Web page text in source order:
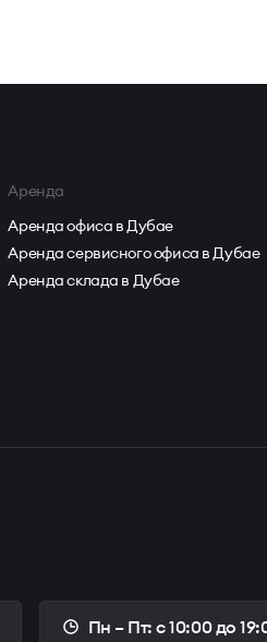
Аренда
Аренда офиса в Дубае
Аренда сервисного офиса в Дубае
Аренда склада в Дубае
Пн – Пт: с 10:00 до